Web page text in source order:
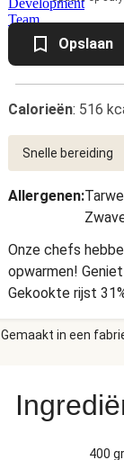
Opslaan
Calorieën: 516
Snelle bereiding
Allergenen:Tarwe
Onze chefs
opwarmen!
Gekookte rijst
courgette, sjalot,
gemodificeerd
EIEREN,
Voor
Gemaakt in een
400